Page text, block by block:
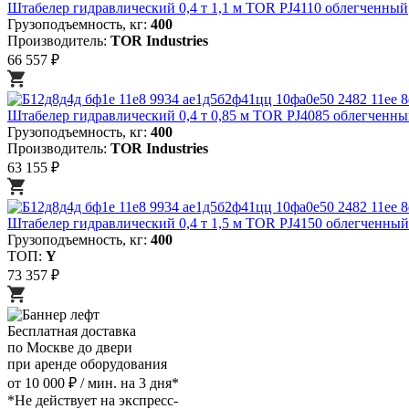
Штабелер гидравлический 0,4 т 1,1 м TOR PJ4110 облегченный
Грузоподъемность, кг: 400
Производитель: TOR Industries
66 557 ₽
Штабелер гидравлический 0,4 т 0,85 м TOR PJ4085
Грузоподъемность, кг: 400
Производитель: TOR Industries
63 155 ₽
Штабелер гидравлический 0,4 т 1,5 м TOR PJ4150 облегченный
Грузоподъемность, кг: 400
ТОП: Y
73 357 ₽
Бесплатная доставка
по Москве до двери
при аренде оборудования
от 10 000 ₽ / мин. на 3 дня*
*Не действует на экспресс-